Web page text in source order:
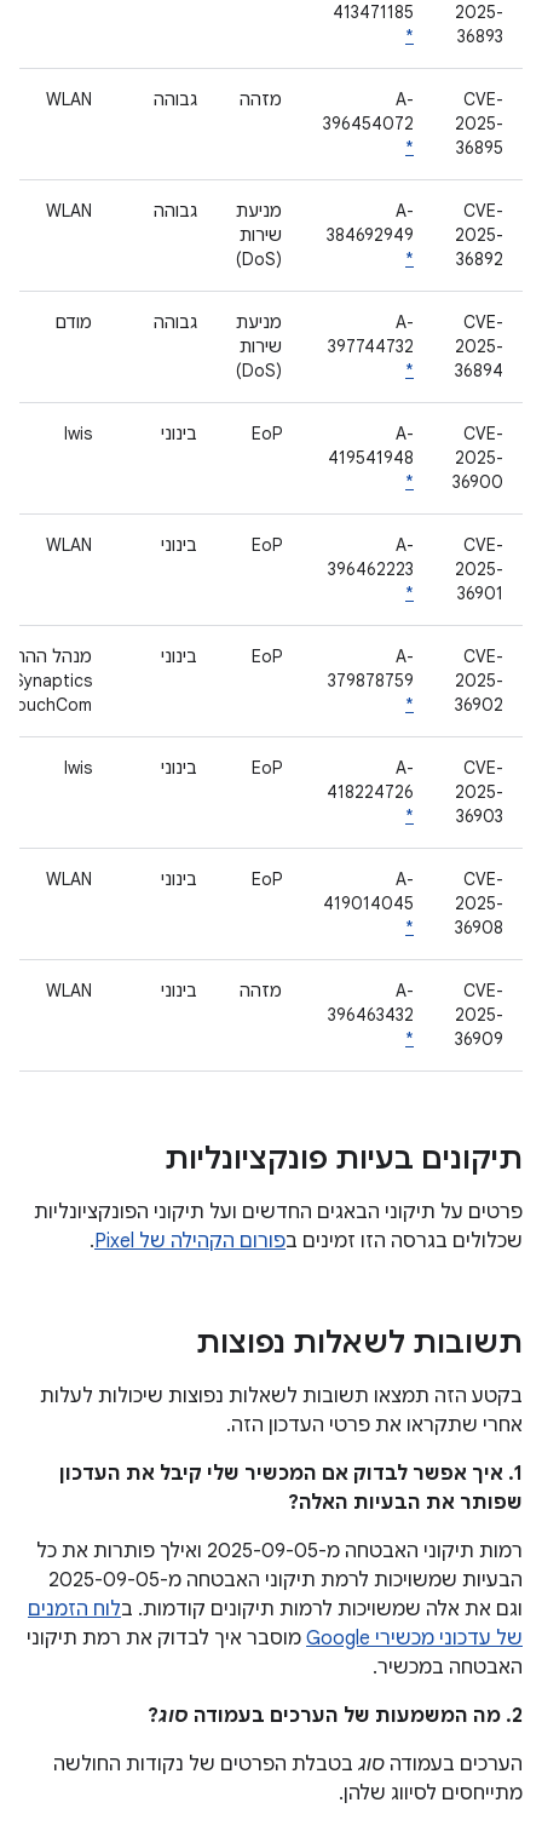
2025-
36893
413471185
*
CVE-
2025-
36895
A-
396454072
*
מזהה גבוהה WLAN
CVE-
2025-
36892
A-
384692949
*
מניעת
שירות
(DoS)
גבוהה WLAN
CVE-
2025-
36894
A-
397744732
*
מניעת
שירות
(DoS)
גבוהה מודם
CVE-
2025-
36900
A-
419541948
*
EoP בינוני lwis
CVE-
2025-
36901
A-
396462223
*
EoP בינוני WLAN
CVE-
2025-
36902
A-
379878759
*
EoP בינוני
מנהל ההתקן
Synaptics
TouchCom
CVE-
2025-
36903
A-
418224726
*
EoP בינוני lwis
CVE-
2025-
36908
A-
419014045
*
EoP בינוני WLAN
CVE-
2025-
36909
A-
396463432
*
מזהה בינוני WLAN
תיקונים בעיות פונקציונליות
פרטים על תיקוני הבאגים החדשים ועל תיקוני הפונקציונליות
שכלולים בגרסה הזו זמינים בפורום הקהילה של Pixel .
תשובות לשאלות נפוצות
בקטע הזה תמצאו תשובות לשאלות נפוצות שיכולות לעלות
אחרי שתקראו את פרטי העדכון הזה.
1. איך אפשר לבדוק אם המכשיר שלי קיבל את העדכון
שפותר את הבעיות האלה?
רמות תיקוני האבטחה מ-2025-09-05 ואילך פותרות את כל
הבעיות שמשויכות לרמת תיקוני האבטחה מ-2025-09-05
וגם את אלה שמשויכות לרמות תיקונים קודמות. בלוח הזמנים
של עדכוני מכשירי Google
מוסבר איך לבדוק את רמת תיקוני
האבטחה במכשיר.
2. מה המשמעות של הערכים בעמודה
סוג?
הערכים בעמודה סוג בטבלת הפרטים של נקודות החולשה
מתייחסים לסיווג שלהן.